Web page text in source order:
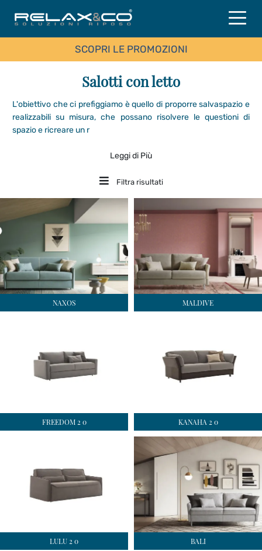
SCOPRI LE PROMOZIONI
Salotti con letto
L'obiettivo che ci prefiggiamo è quello di proporre salvaspazio e
realizzabili su misura, che possano risolvere le questioni di
spazio e ricreare un r
Leggi di Più
Filtra risultati
NAXOS MALDIVE
FREEDOM 2 0 KANAHA 2 0
LULU 2 0 BALI